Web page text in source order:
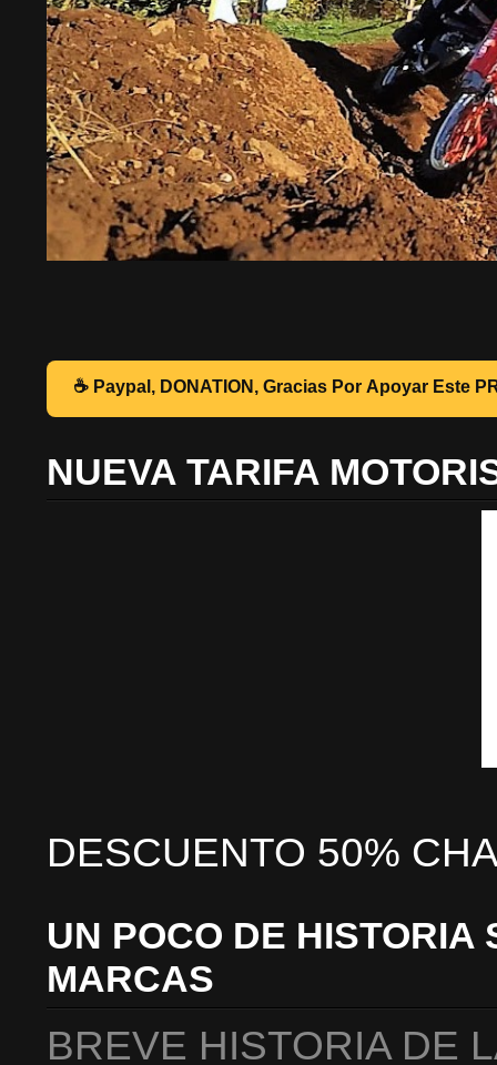
☕
NUEVA TARIFA
DESCUENTO 50%
UN POCO DE HISTORIA
MARCAS
BREVE HISTORIA DE